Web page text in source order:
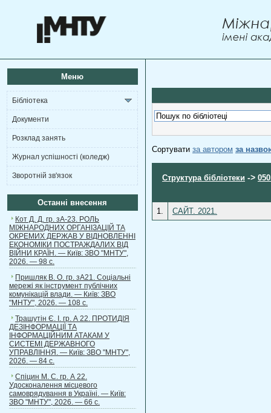
Меню
Бібліотека
Документи
Розклад занять
Журнал успішності (коледж)
Зворотній зв'язок
Останні внесення
Кот Д. Д. гр. зА-23. РОЛЬ
МІЖНАРОДНИХ ОРГАНІЗАЦІЙ ТА
ОКРЕМИХ ДЕРЖАВ У ВІДНОВЛЕННІ
ЕКОНОМІКИ ПОСТРАЖДАЛИХ ВІД
ВІЙНИ КРАЇН. — Київ: ЗВО "МНТУ",
2026. — 98 с.
Пришляк В. О. гр. зА21. Соціальні
мережі як інструмент публічних
комунікацій влади. — Київ: ЗВО
"МНТУ", 2026. — 108 с.
Трашутін Є. І. гр. А 22. ПРОТИДІЯ
ДЕЗІНФОРМАЦІЇ ТА
ІНФОРМАЦІЙНИМ АТАКАМ У
СИСТЕМІ ДЕРЖАВНОГО
УПРАВЛІННЯ. — Київ: ЗВО "МНТУ",
2026. — 84 с.
Спіцин М. С. гр. А 22.
Удосконалення місцевого
самоврядування в Україні. — Київ:
ЗВО "МНТУ", 2026. — 66 с.
Сортувати за автором за
Структура бібліотеки ->
1. САЙТ. 2021.